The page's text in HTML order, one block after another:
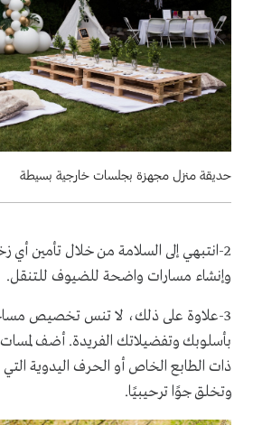
حديقة منزل مجهزة بجلسات خارجية بسيطة
2-انتبهي إلى السلامة من خلال تأمين أي
وإنشاء مسارات واضحة للضيوف للتنقل.
3-علاوة على ذلك، لا تنس تخصيص
بأسلوبك وتفضيلاتك الفريدة. أضف
ذات الطابع الخاص أو الحرف اليدوية
وتخلق جوًا ترحيبيًا.